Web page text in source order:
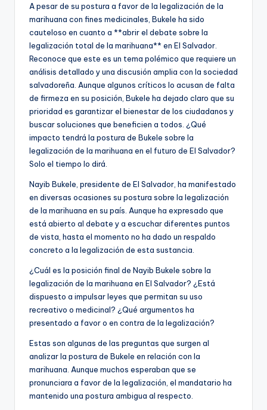
A pesar de su postura a favor de la legalización de la
marihuana con fines medicinales, Bukele ha sido
cauteloso en cuanto a **abrir el debate sobre la
legalización total de la marihuana** en El Salvador.
Reconoce que este es un tema polémico que requiere un
análisis detallado y una discusión amplia con la sociedad
salvadoreña. Aunque algunos críticos lo acusan de falta
de firmeza en su posición, Bukele ha dejado claro que su
prioridad es garantizar el bienestar de los ciudadanos y
buscar soluciones que beneficien a todos. ¿Qué
impacto tendrá la postura de Bukele sobre la
legalización de la marihuana en el futuro de El Salvador?
Solo el tiempo lo dirá.
Nayib Bukele, presidente de El Salvador, ha manifestado
en diversas ocasiones su postura sobre la legalización
de la marihuana en su país. Aunque ha expresado que
está abierto al debate y a escuchar diferentes puntos
de vista, hasta el momento no ha dado un respaldo
concreto a la legalización de esta sustancia.
¿Cuál es la posición final de Nayib Bukele sobre la
legalización de la marihuana en El Salvador? ¿Está
dispuesto a impulsar leyes que permitan su uso
recreativo o medicinal? ¿Qué argumentos ha
presentado a favor o en contra de la legalización?
Estas son algunas de las preguntas que surgen al
analizar la postura de Bukele en relación con la
marihuana. Aunque muchos esperaban que se
pronunciara a favor de la legalización, el mandatario ha
mantenido una postura ambigua al respecto.